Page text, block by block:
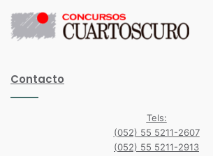
Contacto
Tels:
(052) 55 5211-2607
(052) 55 5211-2913